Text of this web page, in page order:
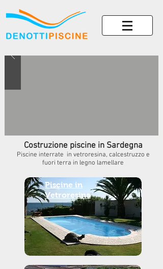
Costruzione piscine in Sardegna
Piscine interrate in vetroresina, calcestruzzo e
fuori terra in legno lamellare
Piscine in
Vetroresina